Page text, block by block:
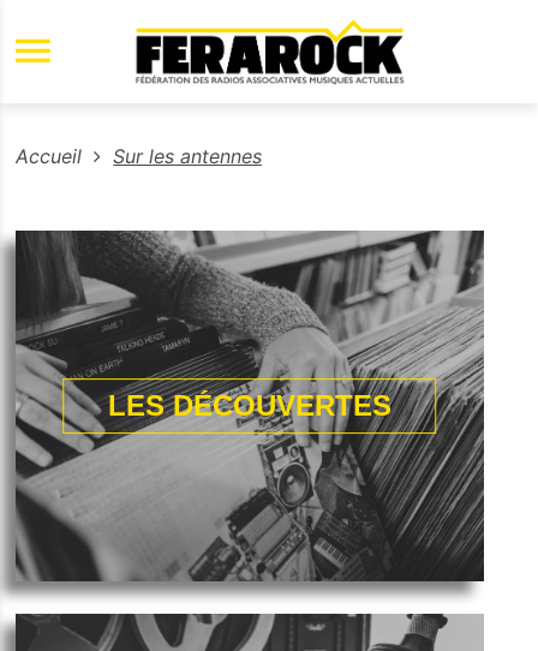
Aller au contenu principal
Accueil Sur les antennes
LES DÉCOUVERTES